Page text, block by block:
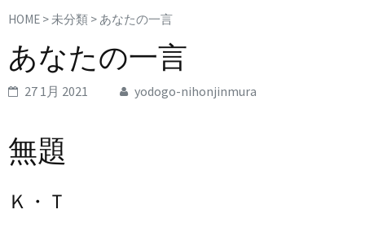
HOME >未分類 > あなたの一言
あなたの一言
27 1月 2021 yodogo-nihonjinmura
無題
Ｋ・Ｔ